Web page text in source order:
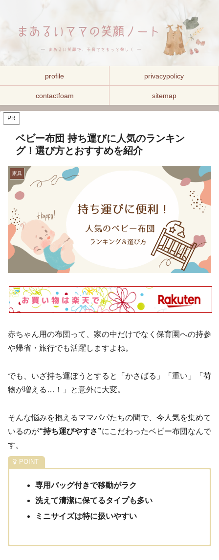
profile privacypolicy
contactfoam sitemap
PR
ベビー布団 持ち運びに人気のランキン
グ！選び方とおすすめを紹介
家具
赤ちゃん用の布団って、家の中だけでなく保育園への持参
や帰省・旅行でも活躍しますよね。
でも、いざ持ち運ぼうとすると「かさばる」「重い」「荷
物が増える…！」と意外に大変。
そんな悩みを抱えるママパパたちの間で、今人気を集めて
いるのが“持ち運びやすさ”にこだわったベビー布団なんで
す。
専用バッグ付きで移動がラク
洗えて清潔に保てるタイプも多い
ミニサイズは特に扱いやすい